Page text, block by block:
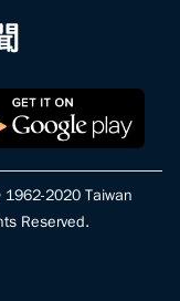
2020 Taiwan
Reserved.